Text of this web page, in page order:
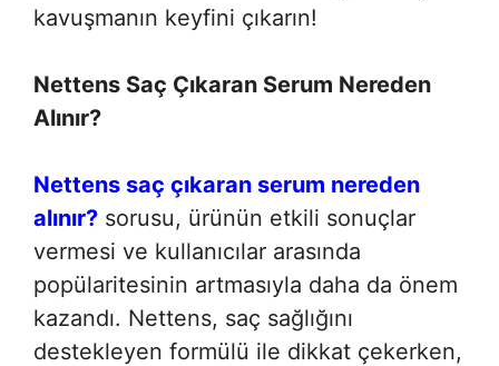
kavuşmanın keyfini çıkarın!
Nettens Saç Çıkaran Serum Nereden
Alınır?
Nettens saç çıkaran serum nereden
alınır? sorusu, ürünün etkili sonuçlar
vermesi ve kullanıcılar arasında
popülaritesinin artmasıyla daha da önem
kazandı. Nettens, saç sağlığını
destekleyen formülü ile dikkat çekerken,